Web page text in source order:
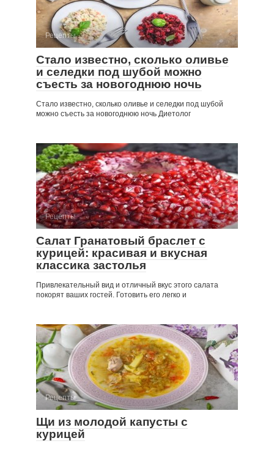
Рецепты
Стало известно, сколько оливье
и селедки под шубой можно
съесть за новогоднюю ночь
Стало известно, сколько оливье и селедки под шубой
можно съесть за новогоднюю ночь Диетолог
Рецепты
Салат Гранатовый браслет с
курицей: красивая и вкусная
классика застолья
Привлекательный вид и отличный вкус этого салата
покорят ваших гостей. Готовить его легко и
Рецепты
Щи из молодой капусты с
курицей